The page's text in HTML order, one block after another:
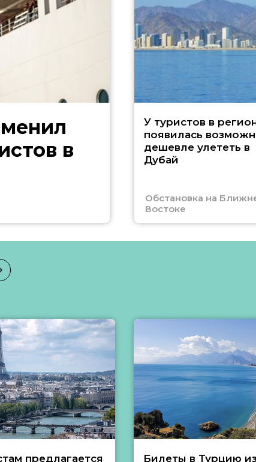
в
У туристов в
появилась
дешевле улететь в
Дубай
Обстановка на
Востоке
предлагается Билеты в Турцию из